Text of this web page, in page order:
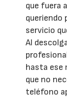
que fuera
queriendo
servicio
Al
hasta ese
que no
teléfono